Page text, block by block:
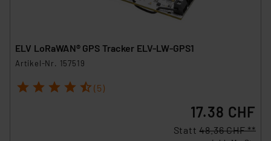
ELV LoRaWAN® GPS Tracker ELV-LW-GPS1
Artikel-Nr. 157519
1 2 3 4 5 (5)
17.38 CHF
Statt48.36 CHF **